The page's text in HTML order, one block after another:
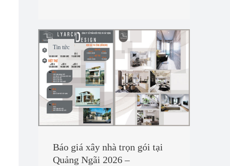
Tin tức
Báo giá xây nhà trọn gói tại
Quảng Ngãi 2026 –